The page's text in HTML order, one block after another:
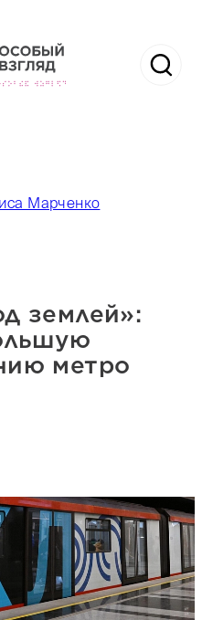
Марченко
землей»:
метро